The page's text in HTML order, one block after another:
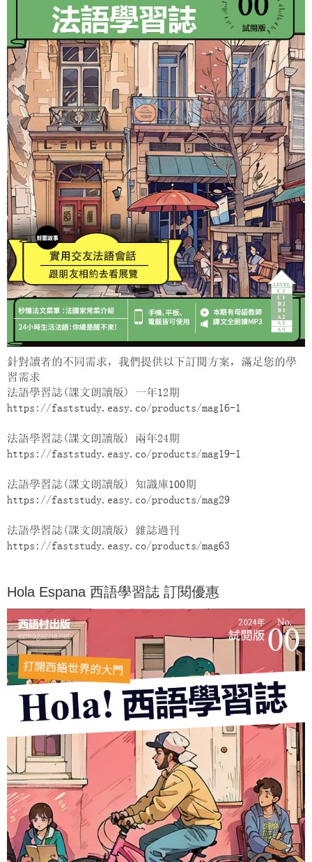
針對讀者的不同需求，我們提供以下訂閱方案，滿足您的學
習需求
法語學習誌(課文朗讀版) 一年12期
https://faststudy.easy.co/products/mag16-1
法語學習誌(課文朗讀版) 兩年24期
https://faststudy.easy.co/products/mag19-1
法語學習誌(課文朗讀版) 知識庫100期
https://faststudy.easy.co/products/mag29
法語學習誌(課文朗讀版) 雜誌過刊
https://faststudy.easy.co/products/mag63
Hola Espana 西語學習誌 訂閱優惠